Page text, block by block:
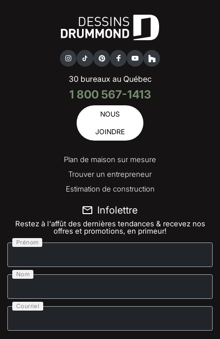
30 bureaux au Québec
1 800 567-1413
NOUS
JOINDRE
Plan de maison sur mesure
Trouver un entrepreneur
Estimation de construction
Infolettre
Restez à l'affût des dernières tendances & recevez nos
offres et promotions, en primeur!
Prénom
Nom
Courriel